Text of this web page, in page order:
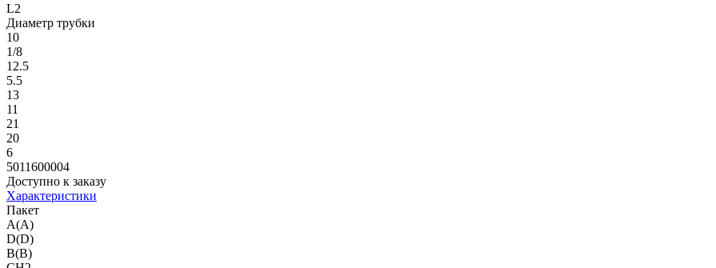
L2
Диаметр трубки
10
1/8
12.5
5.5
13
11
21
20
6
5011600004
Доступно к заказу
Характеристики
Пакет
A(A)
D(D)
B(B)